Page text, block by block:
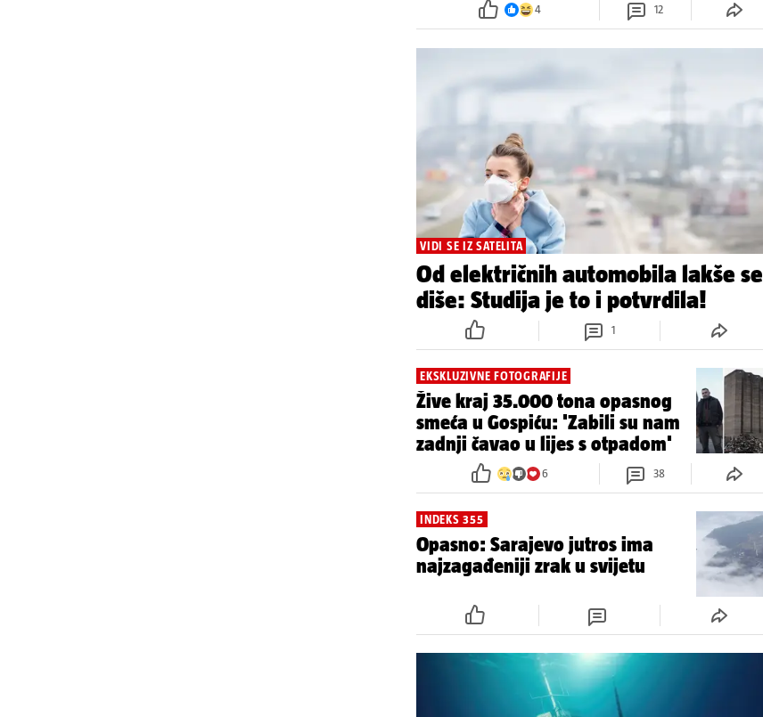
4 12
VIDI SE IZ SATELITA
Od električnih automobila lakše se
diše: Studija je to i potvrdila!
1
EKSKLUZIVNE FOTOGRAFIJE
Žive kraj 35.000 tona opasnog
smeća u Gospiću: 'Zabili su nam
zadnji čavao u lijes s otpadom'
6 38
INDEKS 355
Opasno: Sarajevo jutros ima
najzagađeniji zrak u svijetu